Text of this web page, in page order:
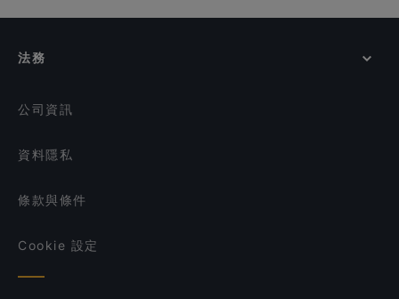
Taste of Seafood 海鲜的味道
在 新加坡 的 休閒餐廳
法務
公司資訊
資料隱私
條款與條件
Cookie 設定